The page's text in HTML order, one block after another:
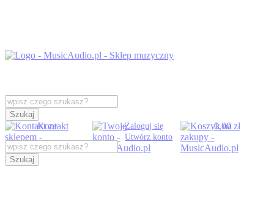
Szukaj
Kontakt
Zaloguj się
Utwórz konto
0,00 zł
Szukaj